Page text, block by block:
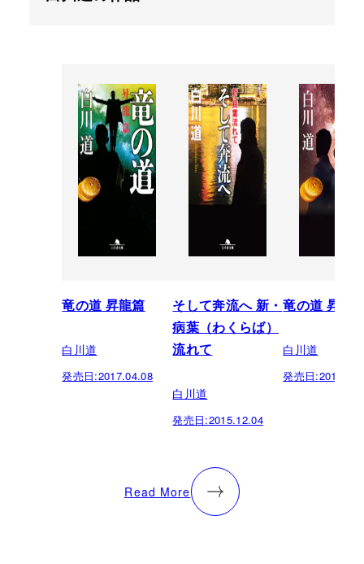
竜の道 昇龍篇
白川道
発売日:2017.04.08
そして奔流へ 新・
病葉（わくらば）
流れて
白川道
発売日:2015.12.04
竜の道 昇龍
白川道
発売日:
Read More